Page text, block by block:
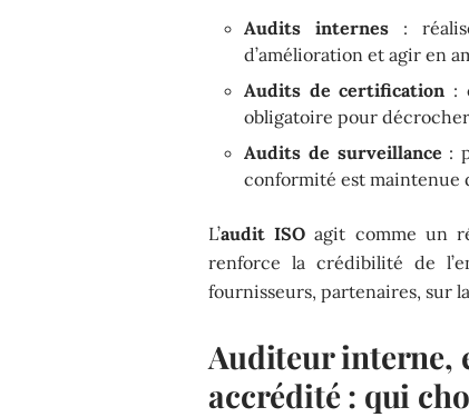
Audits internes :
d’amélioration et agir en
Audits de certification :
obligatoire pour
Audits de surveillance :
conformité est maintenue
L’audit ISO agit comme un
renforce la crédibilité de
fournisseurs, partenaires, sur
Auditeur interne,
accrédité : qui